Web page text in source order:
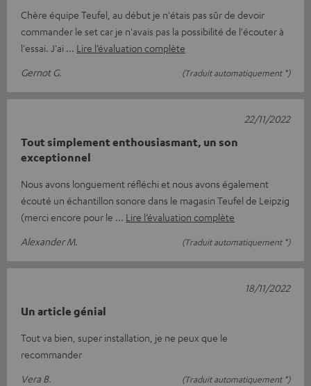
Chère équipe Teufel, au début je n'étais pas sûr de devoir
commander le set car je n'avais pas la possibilité de l'écouter à
l'essai. J'ai
Lire l’évaluation complète
Gernot G.
(Traduit automatiquement *)
Tout simplement enthousiasmant, un son
exceptionnel
Nous avons longuement réfléchi et nous avons également
écouté un échantillon sonore dans le magasin Teufel de Leipzig
(merci encore pour le
Lire l’évaluation complète
Alexander M.
(Traduit automatiquement *)
22/11/2022
Un article génial
Tout va bien, super installation, je ne peux que le
recommander
Vera B.
(Traduit automatiquement *)
18/11/2022